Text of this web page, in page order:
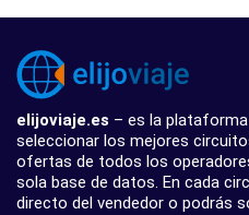
elijoviaje.es – es la
seleccionar los mejores
ofertas de todos los
sola base de datos. En cada
directo del vendedor o podrás